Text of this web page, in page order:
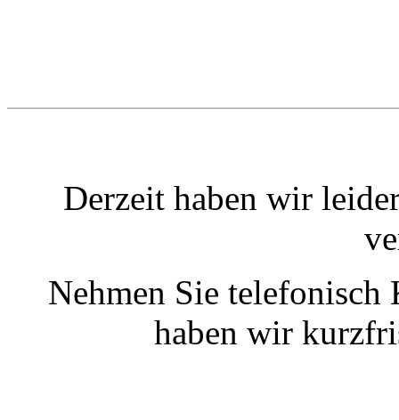
Derzeit haben wir
Nehmen Sie
haben wir